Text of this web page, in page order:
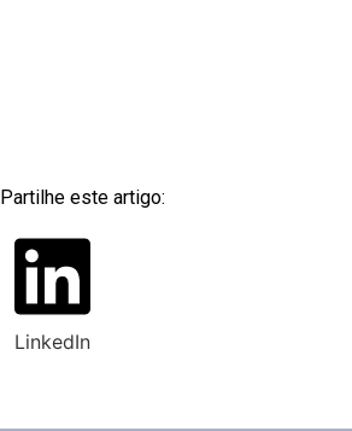
Partilhe este artigo:
LinkedIn